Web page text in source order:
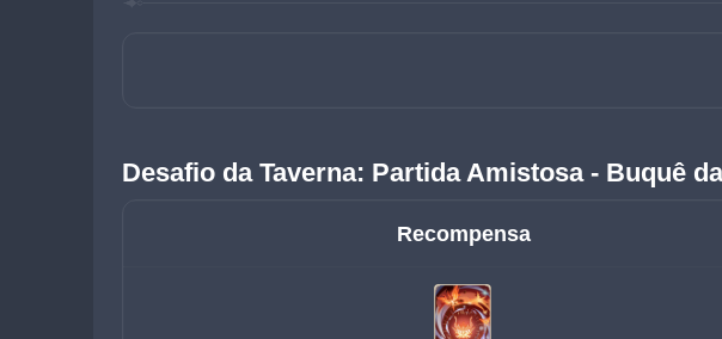
Desafio da Taverna: Partida Amistosa - Buquê
Recompensa